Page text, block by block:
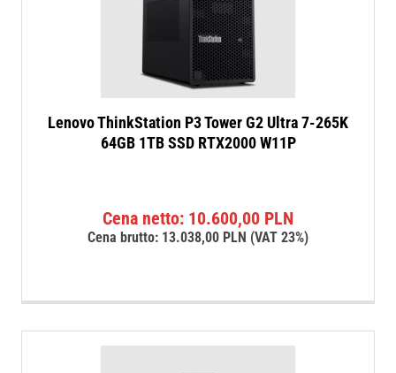
Lenovo ThinkStation P3 Tower G2 Ultra 7-265K
64GB 1TB SSD RTX2000 W11P
Cena netto: 10.600,00 PLN
Cena brutto: 13.038,00 PLN (VAT 23%)